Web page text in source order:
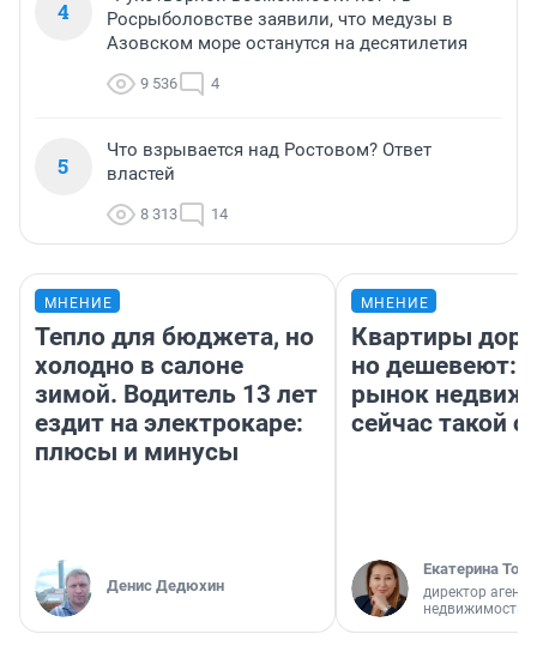
4
Росрыболовстве заявили, что медузы в
Азовском море останутся на десятилетия
9 536 4
5
Что взрывается над Ростовом? Ответ
властей
8 313 14
МНЕНИЕ
Тепло для бюджета, но
холодно в салоне
зимой. Водитель 13 лет
ездит на электрокаре:
плюсы и минусы
Денис Дедюхин
МНЕНИЕ
Квартиры
но дешевеют:
рынок
сейчас такой
Екатерина
директор
недвижимости